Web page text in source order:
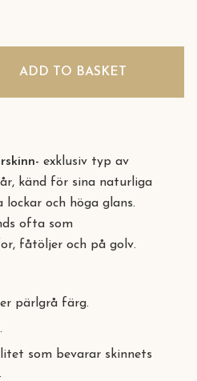
ADD TO BASKET
exklusiv typ av
känd för sina naturliga
lockar och höga glans.
ofta som
fåtöljer och på golv.
pärlgrå färg.
som bevarar skinnets